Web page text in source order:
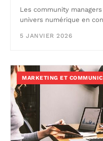
Les community
univers numérique en
5 JANVIER 2026
MARKETING ET